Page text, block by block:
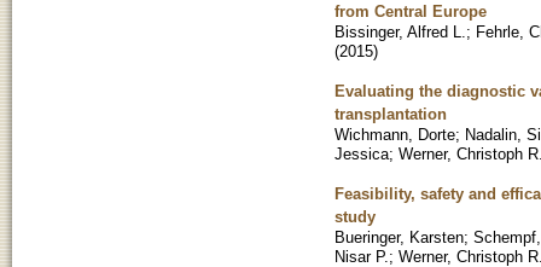
from Central Europe
Bissinger, Alfred L. ; Fehrle,
(2015)
Evaluating the diagnostic
transplantation
Wichmann, Dorte; Nadalin,
Jessica; Werner, Christoph
Feasibility, safety and
study
Bueringer, Karsten;
Nisar P. ; Werner, Christoph